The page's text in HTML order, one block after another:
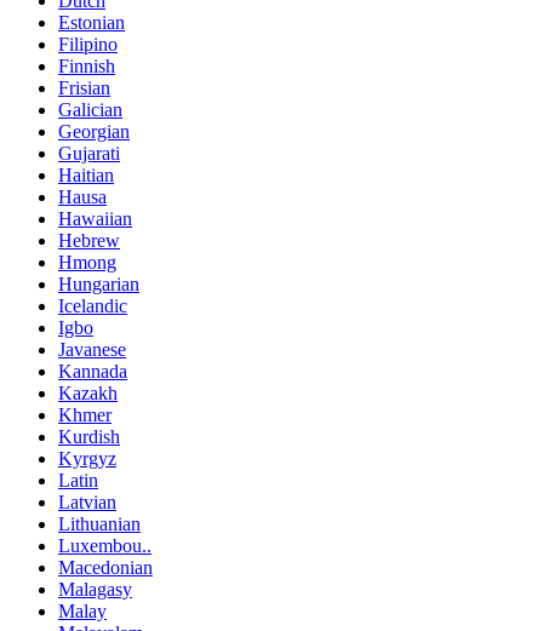
Estonian
Filipino
Finnish
Frisian
Galician
Georgian
Gujarati
Haitian
Hausa
Hawaiian
Hebrew
Hmong
Hungarian
Icelandic
Igbo
Javanese
Kannada
Kazakh
Khmer
Kurdish
Kyrgyz
Latin
Latvian
Lithuanian
Luxembou..
Macedonian
Malagasy
Malay